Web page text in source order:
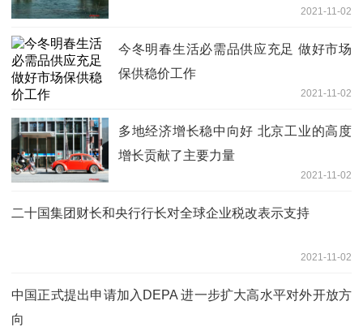
2021-11-02
今冬明春生活必需品供应充足 做好市场
保供稳价工作
2021-11-02
多地经济增长稳中向好 北京工业的高度
增长贡献了主要力量
2021-11-02
二十国集团财长和央行行长对全球企业税改表示支持
2021-11-02
中国正式提出申请加入DEPA 进一步扩大高水平对外开放方
向